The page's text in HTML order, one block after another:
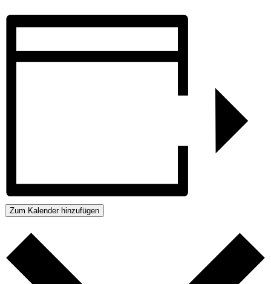
Zum Kalender hinzufügen